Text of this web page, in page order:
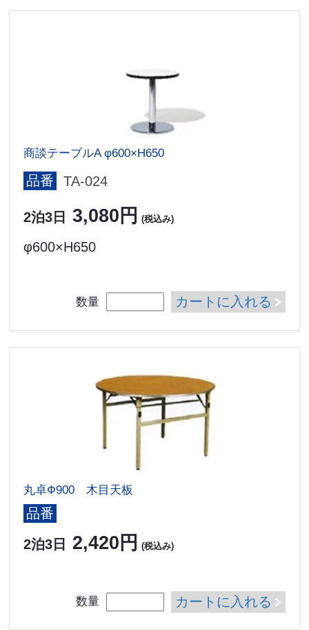
商談テーブルA φ600×H650
品番 TA-024
2泊3日 3,080円 (税込み)
φ600×H650
数量 カートに入れる
丸卓Ф900 木目天板
品番
2泊3日 2,420円 (税込み)
数量 カートに入れる